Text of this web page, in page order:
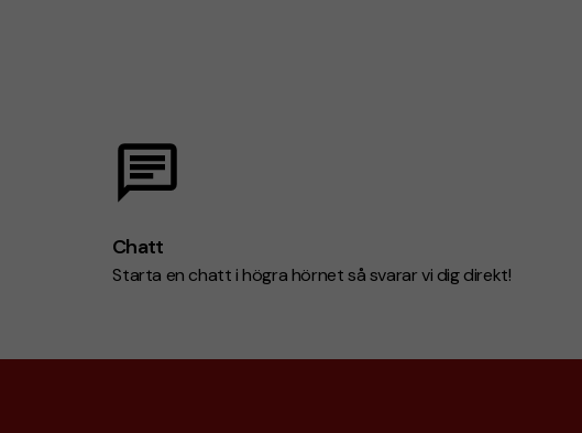
Chatt
Starta en chatt i högra hörnet så svarar vi dig direkt!